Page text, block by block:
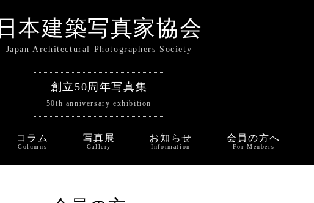
日本建築写真家協会
Japan Architectural Photographers Society
創立50周年写真集
50th anniversary exhibition
コラム
Columns
写真展
Gallery
お知らせ
Information
会員の方へ
For Menbers